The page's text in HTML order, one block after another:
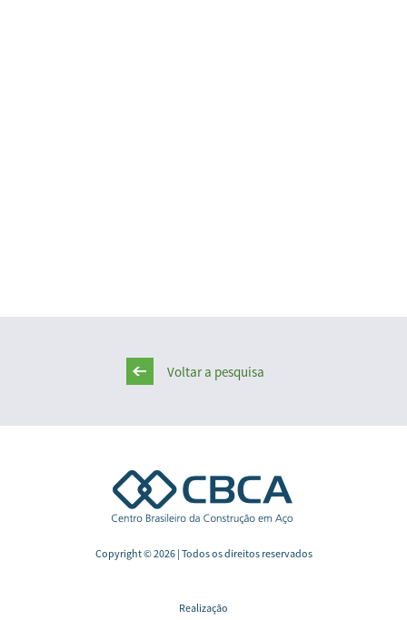
Voltar a pesquisa
Copyright © 2026 | Todos os direitos reservados
Realização